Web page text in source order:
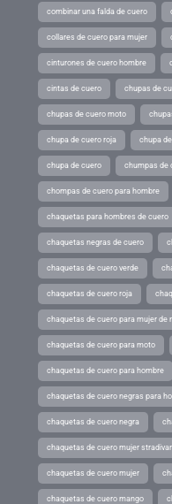
combinar una falda de cuero
collares de cuero para mujer
cinturones de cuero hombre
cintas de cuero chupas de
chupas de cuero moto
chupa de cuero roja chupa
chupa de cuero chumpas de
chompas de cuero para hombre
chaquetas para hombres de cuero
chaquetas negras de cuero
chaquetas de cuero verde
chaquetas de cuero roja
chaquetas de cuero para mujer de
chaquetas de cuero para moto
chaquetas de cuero para hombre
chaquetas de cuero negras para
chaquetas de cuero negra
chaquetas de cuero mujer
chaquetas de cuero mujer
chaquetas de cuero mango